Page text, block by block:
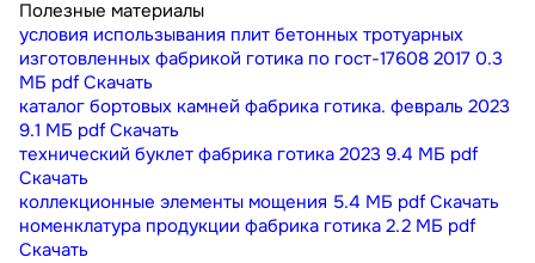
Полезные материалы
условия использывания плит бетонных тротуарных
изготовленных фабрикой готика по гост-17608 2017 0.3
МБ pdf Скачать
каталог бортовых камней фабрика готика. февраль 2023
9.1 МБ pdf Скачать
технический буклет фабрика готика 2023 9.4 МБ pdf
Скачать
коллекционные элементы мощения 5.4 МБ pdf Скачать
номенклатура продукции фабрика готика 2.2 МБ pdf
Скачать